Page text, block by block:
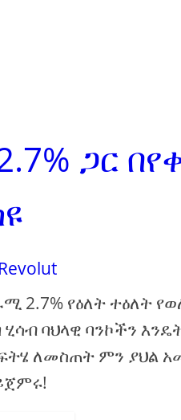
ጋር
Revolut
2.7% የዕለት ተዕለት
ባህላዊ ባንኮችን
ለመስጠት ምን ያህል